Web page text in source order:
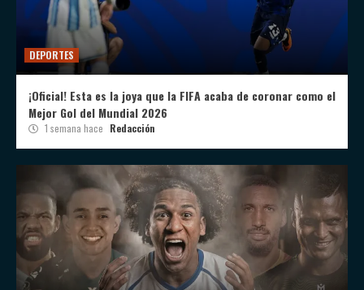
DEPORTES
¡Oficial! Esta es la joya que la FIFA acaba de coronar como el
Mejor Gol del Mundial 2026
1 semana hace Redacción